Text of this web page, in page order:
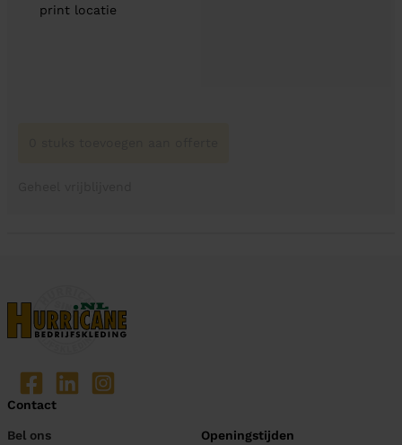
print locatie
Contact
Bel ons
Openingstijden